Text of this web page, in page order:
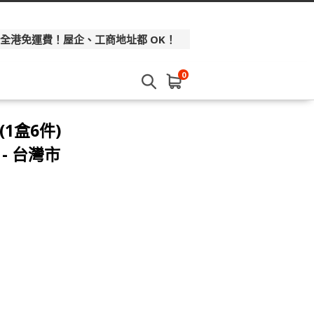
港免運費！屋企、工商地址都 OK！
0
盒6件)
台灣市